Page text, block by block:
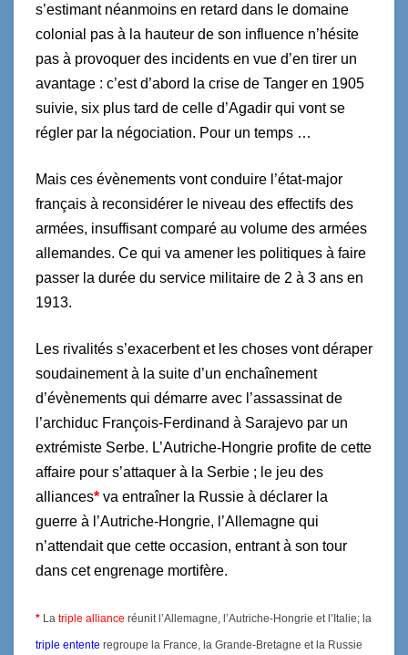
s’estimant néanmoins en retard dans le domaine
colonial pas à la hauteur de son influence n’hésite
pas à provoquer des incidents en vue d’en tirer un
avantage : c’est d’abord la crise de Tanger en 1905
suivie, six plus tard de celle d’Agadir qui vont se
régler par la négociation. Pour un temps …
Mais ces évènements vont conduire l’état-major
français à reconsidérer le niveau des effectifs des
armées, insuffisant comparé au volume des armées
allemandes. Ce qui va amener les politiques à faire
passer la durée du service militaire de 2 à 3 ans en
1913.
Les rivalités s’exacerbent et les choses vont déraper
soudainement à la suite d’un enchaînement
d’évènements qui démarre avec l’assassinat de
l’archiduc François-Ferdinand à Sarajevo par un
extrémiste Serbe. L’Autriche-Hongrie profite de cette
affaire pour s’attaquer à la Serbie ; le jeu des
alliances* va entraîner la Russie à déclarer la
guerre à l’Autriche-Hongrie, l’Allemagne qui
n’attendait que cette occasion, entrant à son tour
dans cet engrenage mortifère.
* La triple alliance réunit l’Allemagne, l’Autriche-Hongrie et l’Italie; la
triple entente regroupe la France, la Grande-Bretagne et la Russie